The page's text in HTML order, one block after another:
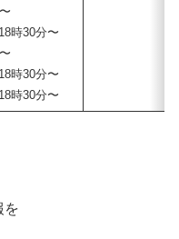
時30分〜
時30分〜
時30分〜
を